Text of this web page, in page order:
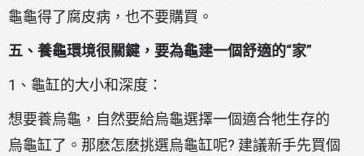
龜龜得了腐皮病，也不要購買。
五、養龜環境很關鍵，要為龜建一個舒適的“家”
1、龜缸的大小和深度：
想要養烏龜，自然要給烏龜選擇一個適合牠生存的
烏龜缸了。那麽怎麽挑選烏龜缸呢? 建議新手先買個